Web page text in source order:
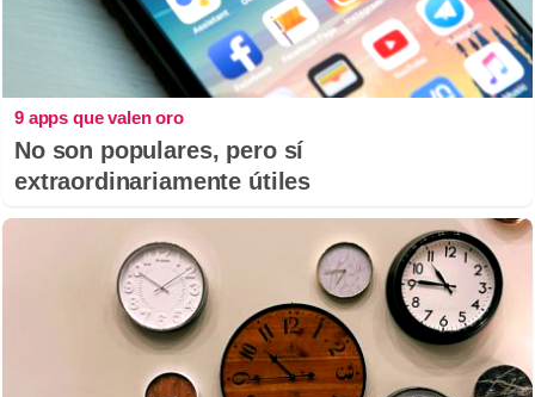
9 apps que valen oro
No son populares, pero sí
extraordinariamente útiles